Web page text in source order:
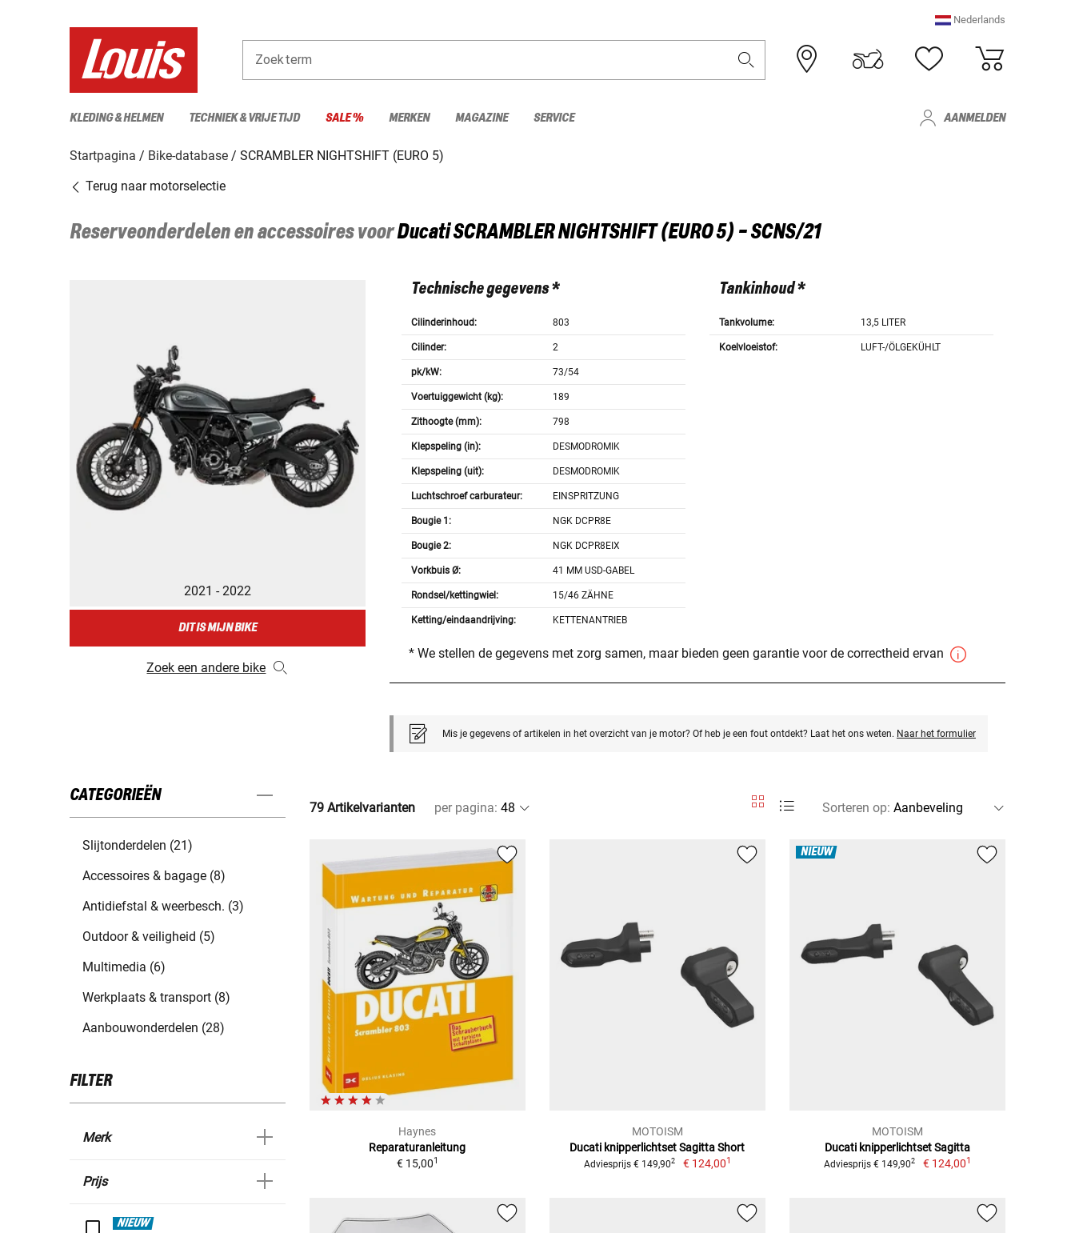
Nederlands
Zoekterm
KLEDING & HELMEN TECHNIEK & VRIJE TIJD SALE % MERKEN MAGAZINE SERVICE AANMELDEN
Startpagina Bike-database
SCRAMBLER NIGHTSHIFT (EURO 5)
Terug naar motorselectie
Reserveonderdelen en accessoires voorDucatiSCRAMBLER NIGHTSHIFT (EURO 5) - SCNS/21
2021 - 2022
DIT IS MIJN BIKE
Zoek een andere bike
Technische gegevens *
Cilinderinhoud: 803
Cilinder: 2
pk/kW: 73/54
Voertuiggewicht (kg): 189
Zithoogte (mm): 798
Klepspeling (in): DESMODROMIK
Klepspeling (uit): DESMODROMIK
Luchtschroef carburateur: EINSPRITZUNG
Bougie 1: NGK DCPR8E
Bougie 2: NGK DCPR8EIX
Vorkbuis Ø: 41 MM USD-GABEL
Rondsel/kettingwiel: 15/46 ZÄHNE
Ketting/eindaandrijving: KETTENANTRIEB
Tankinhoud *
Tankvolume: 13,5 LITER
Koelvloeistof: LUFT-/ÖLGEKÜHLT
* We stellen de gegevens met zorg samen, maar bieden geen garantie voor de correctheid ervan
Mis je gegevens of artikelen in het overzicht van je motor? Of heb je een fout ontdekt? Laat het ons weten. Naar het formulier
CATEGORIEËN
Slijtonderdelen (21)
Accessoires & bagage (8)
Antidiefstal & weerbesch. (3)
Outdoor & veiligheid (5)
Multimedia (6)
Werkplaats & transport (8)
Aanbouwonderdelen (28)
FILTER
Merk
Prijs
NIEUW
79 Artikelvarianten per pagina: Sorteren op:
Haynes
Reparaturanleitung
€ 15,001
MOTOISM
Ducati knipperlichtset Sagitta Short
Adviesprijs € 149,902 € 124,001
NIEUW
MOTOISM
Ducati knipperlichtset Sagitta
Adviesprijs € 149,902 € 124,001